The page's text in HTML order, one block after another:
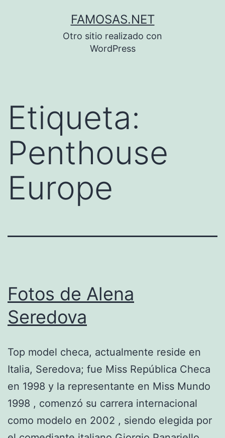
FAMOSAS.NET
Otro sitio realizado con
WordPress
Etiqueta:
Penthouse
Europe
Fotos de Alena
Seredova
Top model checa, actualmente reside en
Italia, Seredova; fue Miss República Checa
en 1998 y la representante en Miss Mundo
1998 , comenzó su carrera internacional
como modelo en 2002 , siendo elegida por